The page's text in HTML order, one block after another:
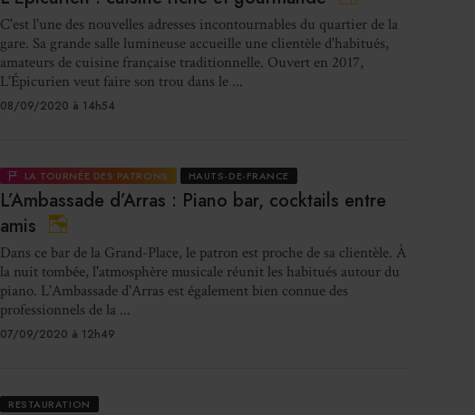
C'est l'une des nouvelles adresses incontournables du quartier de la
gare. Sa grande salle lumineuse accueille une clientèle d'habitués,
amateurs de cuisine française traditionnelle. Ouvert en 2017,
L'Épicurien veut faire son trou dans le ...
08/09/2020 à 14h54
LA TOURNÉE DES PATRONS HAUTS-DE-FRANCE
L’Ambassade d’Arras : Piano bar, cocktails entre
amis
Dans ce bar de la Grand-Place, le patron est proche de sa clientèle. À
la nuit tombée, l'atmosphère musicale réunit les habitués autour du
piano. L'Ambassade d'Arras est également bien connue des
professionnels de la ...
07/09/2020 à 12h49
RESTAURATION